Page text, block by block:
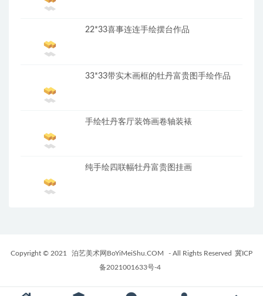
22*33喜事连连手绘摆台作品
33*33带实木画框的牡丹富贵图手绘作品
手绘牡丹客厅装饰画卷轴装裱
纯手绘四联幅牡丹富贵图挂画
Copyright © 2021 泊艺美术网BoYiMeiShu.COM - All Rights Reserved 冀ICP
备2021001633号-4